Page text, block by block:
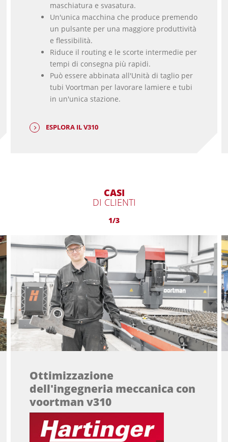
maschiatura e svasatura.
Un'unica macchina che produce premendo
un pulsante per una maggiore produttività
e flessibilità.
Riduce il routing e le scorte intermedie per
tempi di consegna più rapidi.
Può essere abbinata all'Unità di taglio per
tubi Voortman per lavorare lamiere e tubi
in un'unica stazione.
ESPLORA IL V310
CASI
DI CLIENTI
1/3
Ottimizzazione
dell'ingegneria meccanica con
voortman v310